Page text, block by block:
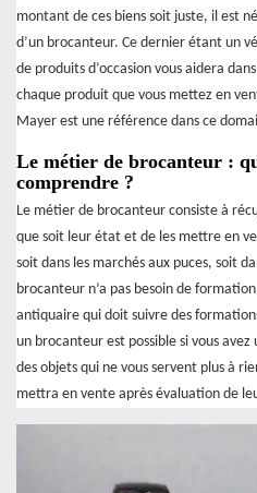
montant de ces biens soit juste, il est
d’un brocanteur. Ce dernier étant un
de produits d’occasion vous aidera
chaque produit que vous mettez en
Mayer est une référence dans ce
Le métier de brocanteur :
comprendre ?
Le métier de brocanteur consiste à
que soit leur état et de les mettre en
soit dans les marchés aux puces, soit
brocanteur n’a pas besoin de
antiquaire qui doit suivre des
un brocanteur est possible si vous
des objets qui ne vous servent plus à
mettra en vente après évaluation de